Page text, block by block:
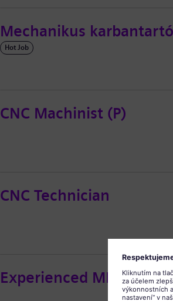
Mechanikus
Hot Job
CNC Machinist (P)
CNC Technician
Experienced MIG/TIG